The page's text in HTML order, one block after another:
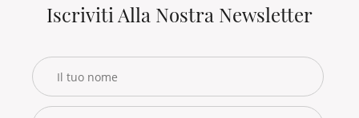
Iscriviti Alla Nostra Newsletter